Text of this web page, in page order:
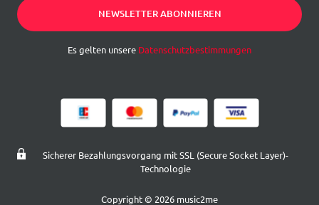
NEWSLETTER ABONNIEREN
Es gelten unsere Datenschutzbestimmungen
Sicherer Bezahlungsvorgang mit SSL (Secure Socket Layer)-
Technologie
Copyright © 2026 music2me